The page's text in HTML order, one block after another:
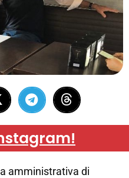
amministrativa di